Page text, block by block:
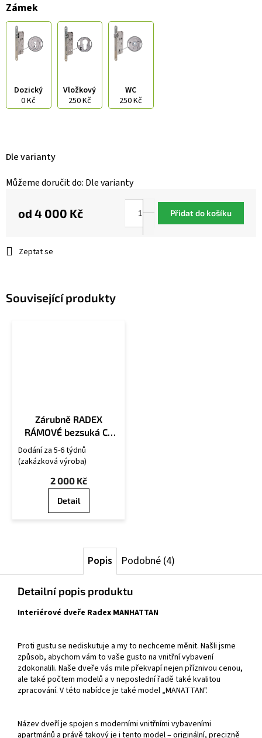
Zámek
Dozický
0 Kč
Vložkový
250 Kč
WC
250 Kč
Zeptat se
Můžeme doručit do: Dle varianty
Dle varianty
od 4 000 Kč Přidat do košíku
Související produkty
Zárubně RADEX
RÁMOVÉ bezsuká CZ
OB/U
Dodání za 5-6 týdnů
(zakázková výroba)
2 000 Kč
Detail
Popis Podobné (4)
Detailní popis produktu
Interiérové dveře Radex MANHATTAN
Proti gustu se nediskutuje a my to nechceme měnit. Našli jsme
způsob, abychom vám to vaše gusto na vnitřní vybavení
zdokonalili. Naše dveře vás mile překvapí nejen příznivou cenou,
ale také počtem modelů a v neposlední řadě také kvalitou
zpracování. V této nabídce je také model „MANATTAN".
Název dveří je spojen s moderními vnitřními vybaveními
apartmánů a právě takový je i tento model – originální, precizně